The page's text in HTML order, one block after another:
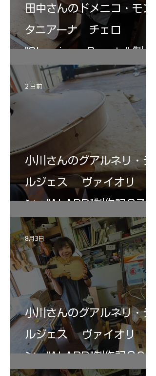
田中さんのドメニコ・モン
タニアーナ チェロ
"Sleeping・Beauty” 制作
記 31
小川さんのグアルネリ・デ
ルジェス ヴァイオリ
ン ”ALARD"制作記３7
2 日前
小川さんのグアルネリ・デ
ルジェス ヴァイオリ
ン ”ALARD"制作記３6
8月3日